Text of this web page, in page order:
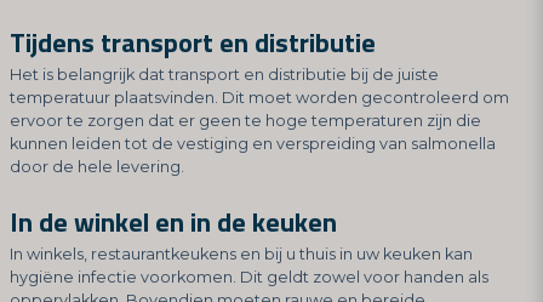
Tijdens transport en distributie
Het is belangrijk dat transport en distributie bij de juiste
temperatuur plaatsvinden. Dit moet worden gecontroleerd om
ervoor te zorgen dat er geen te hoge temperaturen zijn die
kunnen leiden tot de vestiging en verspreiding van salmonella
door de hele levering.
In de winkel en in de keuken
In winkels, restaurantkeukens en bij u thuis in uw keuken kan
hygiëne infectie voorkomen. Dit geldt zowel voor handen als